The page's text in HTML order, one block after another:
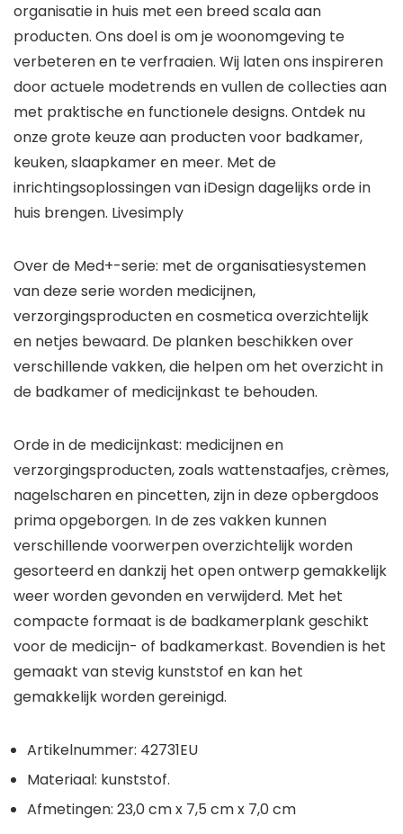
organisatie in huis met een breed scala aan
producten. Ons doel is om je woonomgeving te
verbeteren en te verfraaien. Wij laten ons inspireren
door actuele modetrends en vullen de collecties aan
met praktische en functionele designs. Ontdek nu
onze grote keuze aan producten voor badkamer,
keuken, slaapkamer en meer. Met de
inrichtingsoplossingen van iDesign dagelijks orde in
huis brengen. Livesimply
Over de Med+-serie: met de organisatiesystemen
van deze serie worden medicijnen,
verzorgingsproducten en cosmetica overzichtelijk
en netjes bewaard. De planken beschikken over
verschillende vakken, die helpen om het overzicht in
de badkamer of medicijnkast te behouden.
Orde in de medicijnkast: medicijnen en
verzorgingsproducten, zoals wattenstaafjes, crèmes,
nagelscharen en pincetten, zijn in deze opbergdoos
prima opgeborgen. In de zes vakken kunnen
verschillende voorwerpen overzichtelijk worden
gesorteerd en dankzij het open ontwerp gemakkelijk
weer worden gevonden en verwijderd. Met het
compacte formaat is de badkamerplank geschikt
voor de medicijn- of badkamerkast. Bovendien is het
gemaakt van stevig kunststof en kan het
gemakkelijk worden gereinigd.
Artikelnummer: 42731EU
Materiaal: kunststof.
Afmetingen: 23,0 cm x 7,5 cm x 7,0 cm